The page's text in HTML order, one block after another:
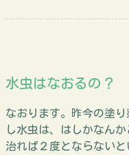
水虫はなおるの？
なおります。昨今の塗
し水虫は、はしかなん
治れば２度とならない